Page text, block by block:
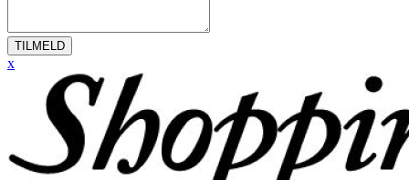
TILMELD
x